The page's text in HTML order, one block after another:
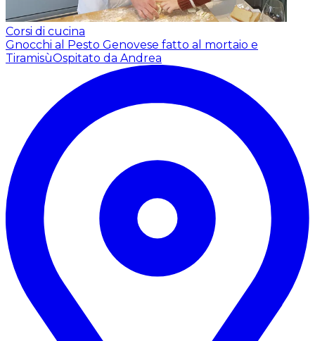
Corsi di cucina
Gnocchi al Pesto Genovese fatto al mortaio e
TiramisùOspitato da Andrea